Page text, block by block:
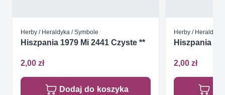
Herby / Heraldyka / Symbole
Hiszpania 1979 Mi 2441 Czyste **
2,00 zł
Dodaj do koszyka
Herby / Heraldyka
Hiszpania
2,00 zł